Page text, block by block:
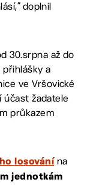
doplnil
30.srpna až do
a
ve Vršovické
účast žadatele
průkazem
losovánína
jednotkám